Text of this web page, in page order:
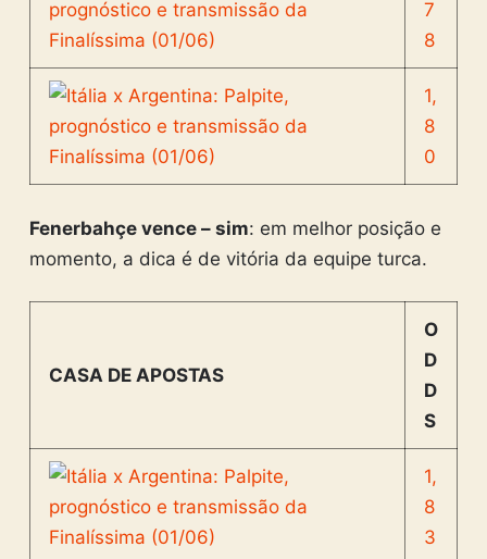
7
8
1,
8
0
Fenerbahçe vence – sim: em melhor posição e
momento, a dica é de vitória da equipe turca.
CASA DE APOSTAS
O
D
D
S
1,
8
3